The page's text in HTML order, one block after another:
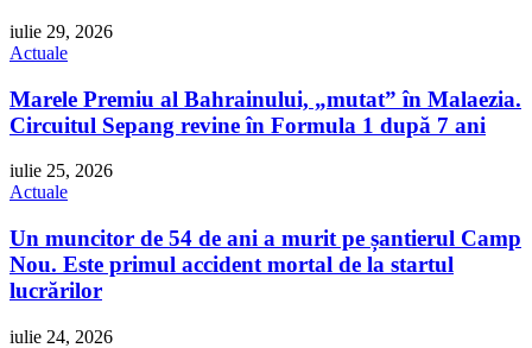
iulie 29, 2026
Actuale
Marele Premiu al Bahrainului, „mutat” în Malaezia.
Circuitul Sepang revine în Formula 1 după 7 ani
iulie 25, 2026
Actuale
Un muncitor de 54 de ani a murit pe șantierul Camp
Nou. Este primul accident mortal de la startul
lucrărilor
iulie 24, 2026